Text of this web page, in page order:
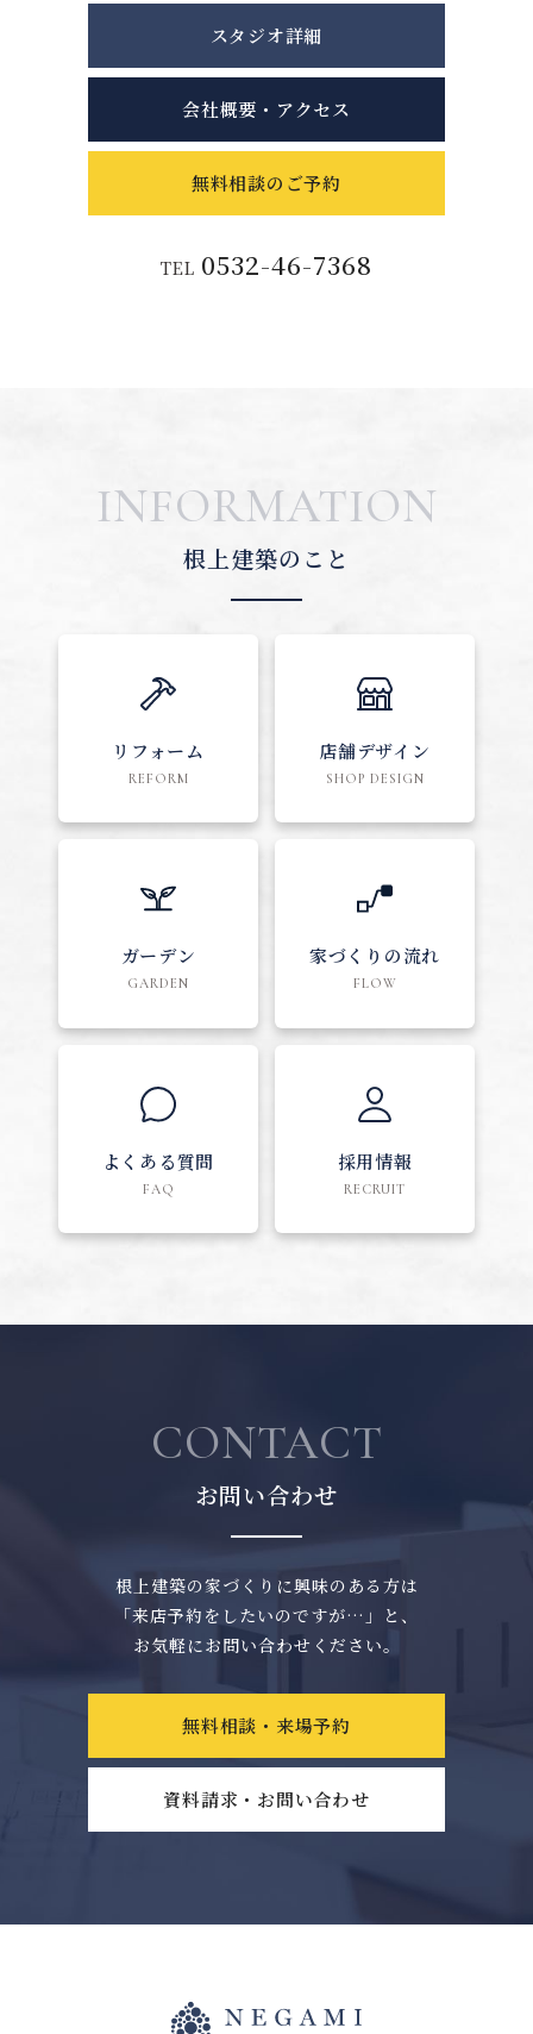
スタジオ詳細
会社概要・アクセス
無料相談のご予約
TEL 0532-46-7368
INFORMATION
根上建築のこと
リフォーム
REFORM
店舗デザイン
SHOP DESIGN
ガーデン
GARDEN
家づくりの流れ
FLOW
よくある質問
FAQ
採用情報
RECRUIT
CONTACT
お問い合わせ
根上建築の家づくりに興味のある方は
「来店予約をしたいのですが…」と、
お気軽にお問い合わせください。
無料相談・来場予約
資料請求・お問い合わせ